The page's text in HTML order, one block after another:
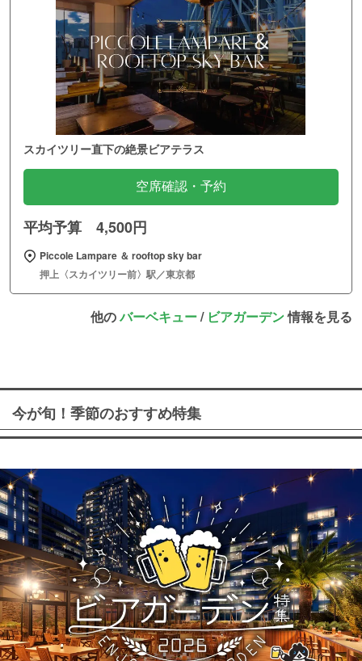
スカイツリー直下の絶景ビアテラス
空席確認・予約
平均予算 4,500円
Piccole Lampare ＆ rooftop sky bar
押上〈スカイツリー前〉駅／東京都
他のバーベキュー/ ビアガーデン情報を見る
今が旬！季節のおすすめ特集